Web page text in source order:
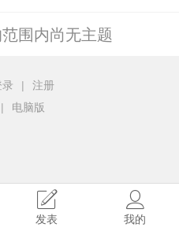
围内尚无主题
|
注册
| 电脑版
发表 我的